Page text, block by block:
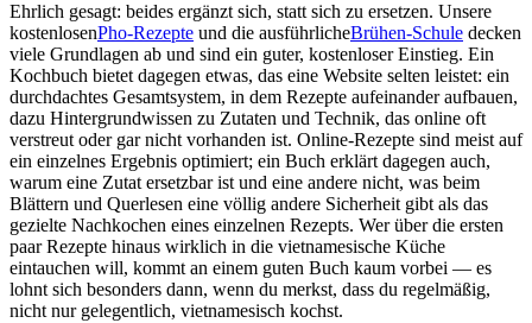
Ehrlich gesagt: beides ergänzt sich, statt sich zu ersetzen. Unsere
kostenlosenPho-Rezepte und die ausführlicheBrühen-Schule decken
viele Grundlagen ab und sind ein guter, kostenloser Einstieg. Ein
Kochbuch bietet dagegen etwas, das eine Website selten leistet: ein
durchdachtes Gesamtsystem, in dem Rezepte aufeinander aufbauen,
dazu Hintergrundwissen zu Zutaten und Technik, das online oft
verstreut oder gar nicht vorhanden ist. Online-Rezepte sind meist auf
ein einzelnes Ergebnis optimiert; ein Buch erklärt dagegen auch,
warum eine Zutat ersetzbar ist und eine andere nicht, was beim
Blättern und Querlesen eine völlig andere Sicherheit gibt als das
gezielte Nachkochen eines einzelnen Rezepts. Wer über die ersten
paar Rezepte hinaus wirklich in die vietnamesische Küche
eintauchen will, kommt an einem guten Buch kaum vorbei — es
lohnt sich besonders dann, wenn du merkst, dass du regelmäßig,
nicht nur gelegentlich, vietnamesisch kochst.